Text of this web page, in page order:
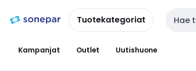
navigointiinsisältöönTuotekategoriat Haku
Kampanjat Outlet Uutishuone